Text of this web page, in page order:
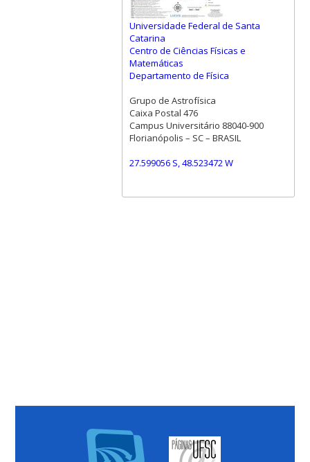
Universidade Federal de Santa
Catarina
Centro de Ciências Físicas e
Matemáticas
Departamento de Física
Grupo de Astrofísica
Caixa Postal 476
Campus Universitário 88040-900
Florianópolis – SC – BRASIL
27.599056 S, 48.523472 W